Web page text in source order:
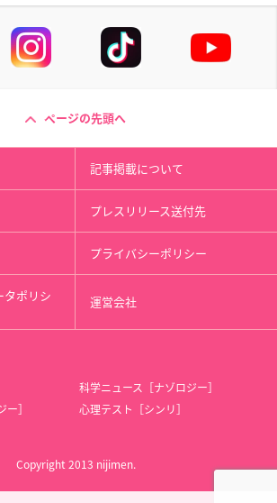
ページの先頭へ
記事掲載について
プレスリリース送付先
プライバシーポリシー
タポリシ 運営会社
科学ニュース［ナゾロジー］
］
心理テスト［シンリ］
Copyright 2013 nijimen.